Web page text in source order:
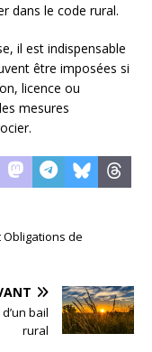
dans le code rural.
il est indispensable
être imposées si
licence ou
mesures
de
bail
rural